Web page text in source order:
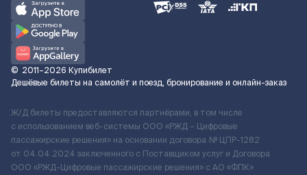
© 2011–2026 Купибилет
Дешёвые билеты на самолёт и поезд, бронирование и онлайн-заказ
Ж/Д билеты предоставляются партнёрами, в том числе
с использованием веб-системы ООО «РЖД – Цифровые
пассажирские решения» на основании договора № ЦПР-1282
от 04.04.2024 заключенного с Поставщиком услуг и Договора
ООО «РЖД-Цифровые пассажирские решения» c АО «ФПК»